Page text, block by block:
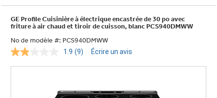
GE Profile Cuisinière à électrique encastrée de 30 po avec
friture à air chaud et tiroir de cuisson, blanc PCS940DMWW
No de modèle #: PCS940DMWW
1.9 Lire
vers
(9) Écrire un avis